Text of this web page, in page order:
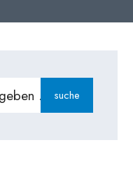
suche